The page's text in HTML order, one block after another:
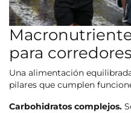
para corredores
Una alimentación
pilares que cumplen
Carbohidratos complejos.